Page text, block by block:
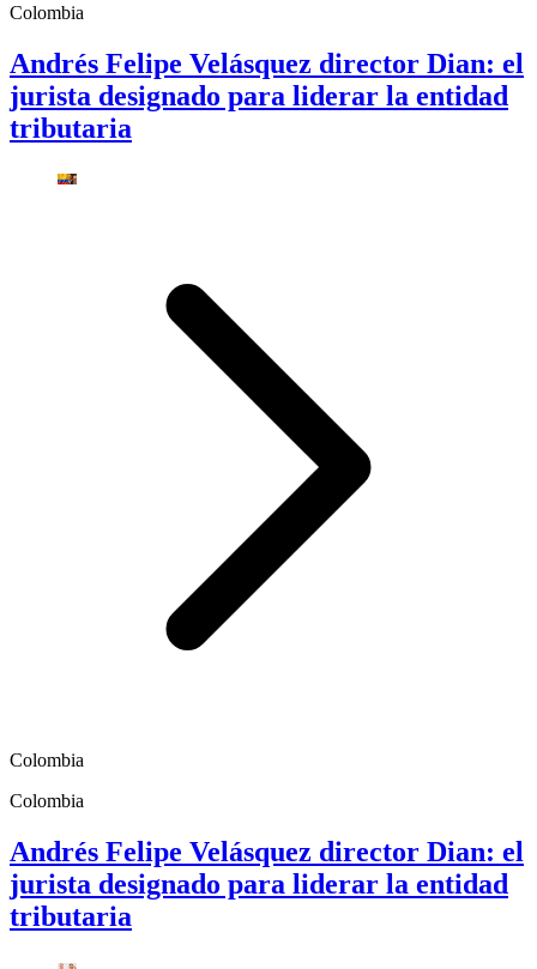
Colombia
Andrés Felipe Velásquez director Dian: el
jurista designado para liderar la entidad
tributaria
Colombia
Colombia
Andrés Felipe Velásquez director Dian: el
jurista designado para liderar la entidad
tributaria